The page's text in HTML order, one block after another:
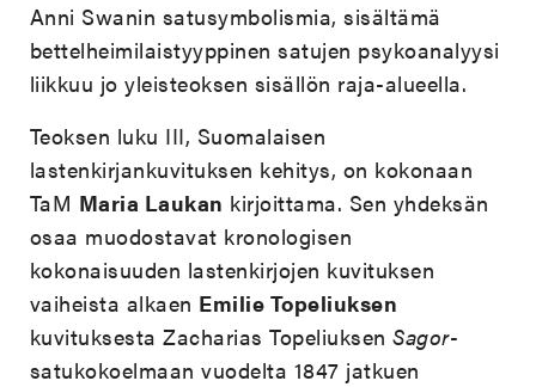
Anni Swanin satusymbolismia, sisältämä
bettelheimilaistyyppinen satujen psykoanalyysi
liikkuu jo yleisteoksen sisällön raja-alueella.
Teoksen luku III, Suomalaisen
lastenkirjankuvituksen kehitys, on kokonaan
TaM Maria Laukan kirjoittama. Sen yhdeksän
osaa muodostavat kronologisen
kokonaisuuden lastenkirjojen kuvituksen
vaiheista alkaen Emilie Topeliuksen
kuvituksesta Zacharias TopeliuksenSagor-
satukokoelmaan vuodelta 1847 jatkuen